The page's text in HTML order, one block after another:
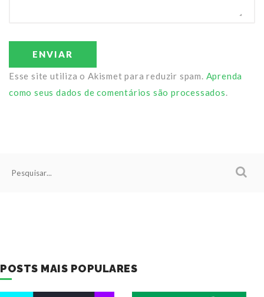
ENVIAR
Esse site utiliza o Akismet para reduzir spam. Aprenda
como seus dados de comentários são processados
POSTS MAIS POPULARES